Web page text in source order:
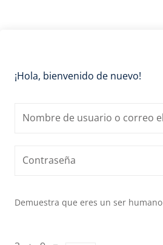
¡Hola, bienvenido de nuevo!
Demuestra que eres un ser humano